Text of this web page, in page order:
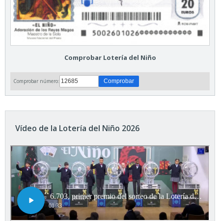
Comprobar Lotería del Niño
Comprobar número:
Vídeo de la Lotería del Niño 2026